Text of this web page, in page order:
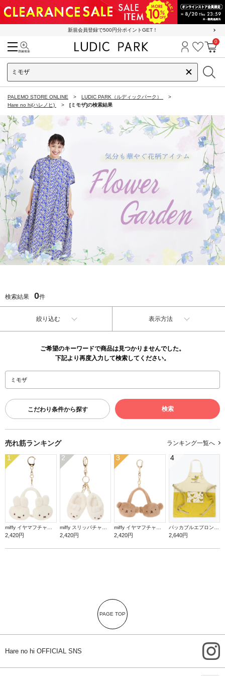
新規会員登録で500円分ポイントGET！
ログイン
お気に
カ
0
PALEMO STORE ONLINE
LUDIC PARK（ルディックパーク）
Hare no hi(ハレノヒ)
[ミモザ]の検索結果
検索結果 0件
絞り込む 表示方法
ご希望のキーワードで商品は見つかりませんでした。
下記より再度入力して検索してください。
こだわり条件から探す
売れ筋ランキング ランキング一覧へ
1
miffy イヤマフチャーム ミッフィー【ミッフィー】
2,420円
2
miffy スリッパチャーム ミッフィー【ミッフィー】
2,420円
3
miffy イヤマフチャーム ボリス【ミッフィー】
2,420円
4
パッカブルエプロン【バナナ】
2,640円
PAGE TOP
Hare no hi OFFICIAL SNS